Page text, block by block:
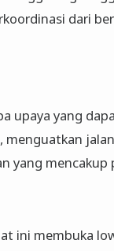
dari
upaya yang
menguatkan
yang
ini membuka